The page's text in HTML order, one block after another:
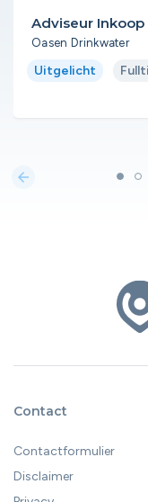
Adviseur
Oasen Drinkwater
Uitgelicht
arrow_back
Contact
Contactformulier
Disclaimer